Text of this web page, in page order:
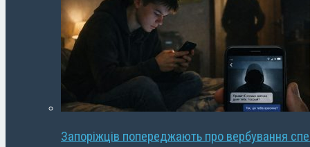
Запоріжців попереджають про вербування